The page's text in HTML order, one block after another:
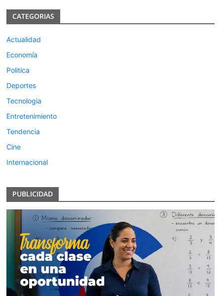
CATEGORIAS
Actualidad
Economía
Politica
Deportes
Tecnologia
Entretenimiento
Tendencia
Cine
Internacional
PUBLICIDAD